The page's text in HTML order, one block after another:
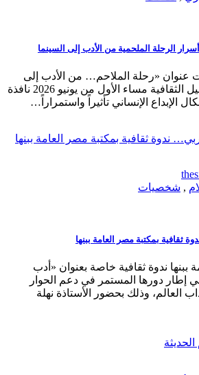
الرحلة الملحمية من الأدب إلى السينما
عنوان «رحلة الملاحم… من الأدب إلى
السينما»، فتحت قناة النيل الثقافية مساء الأول من يونيو 2026 نافذة
الإبداع الإنساني تأثيراً واستمراراً…
, شخصيات
بمكتبة مصر العامة ببنها
ندوة ثقافية خاصة بعنوان «أدب
إطار دورها المستمر في دعم الحوار
العالم، وذلك بحضور الأستاذة نهلة